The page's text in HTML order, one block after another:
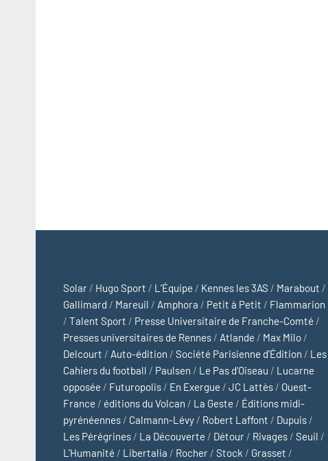
Solar / Hugo Sport / L’Équipe / Kennes les 3AS / Marabout /
Gallimard / Mareuil / Amphora / Petit à Petit / Flammarion
/ Talent Sport / Presse Universitaire de Franche-Comté /
Presses universitaires de Rennes / Atlande / Max Milo /
Delcourt / Auto-édition / Société Parisienne d'Édition / Les
Cahiers du football / Paulsen / Le Pas d’Oiseau / Lucarne
opposée / Futuropolis / En Exergue / JC Lattès / Ouest-
France / éditions du Volcan / La Geste / Éditions midi-
pyrénéennes / Calmann-Lévy / Robert Laffont / Dupuis /
Les Pérégrines / La Découverte / Détour / Rivages / Seuil /
L'Humanité / Libertalia / Rocher / Stock / Grasset /